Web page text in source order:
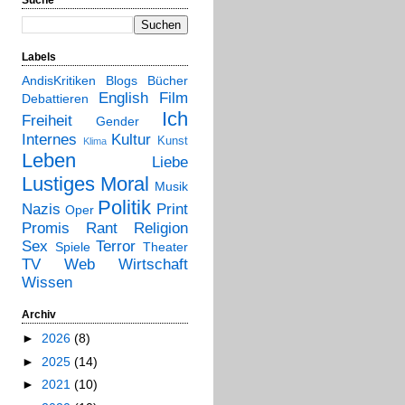
Labels
AndisKritiken Blogs
Bücher
Debattieren
English
Film
Freiheit
Gender Ich
Internes Klima Kultur Kunst
Leben Liebe
Lustiges Moral Musik
Nazis Oper Politik Print
Promis
Rant
Religion
Sex Spiele Terror Theater
TV Web
Wirtschaft
Wissen
Archiv
► 2026 (8)
► 2025 (14)
► 2021 (10)